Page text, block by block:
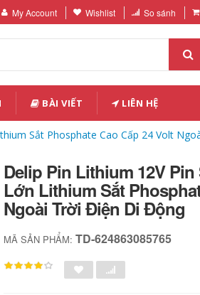
My Account Wishlist So sánh
BÀI VIẾT LIÊN HỆ
Sắt Phosphate Cao Cấp 24 Volt
Delip Pin Lithium 12V
Lớn Lithium Sắt
Ngoài Trời Điện Di Động
MÃ SẢN PHẨM:TD-624863085765